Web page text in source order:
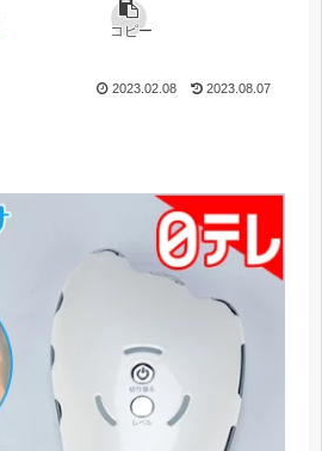
コピー
2023.02.08 2023.08.07